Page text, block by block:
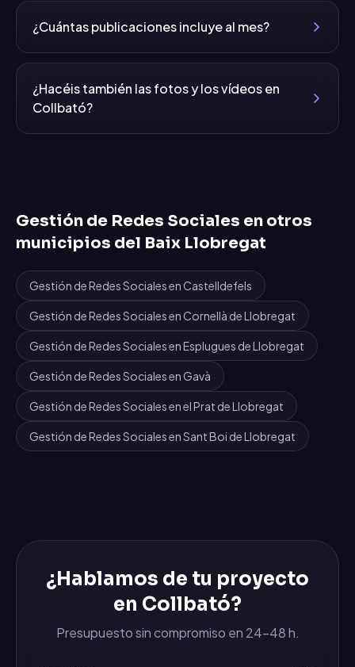
¿Cuántas publicaciones incluye al mes?
¿Hacéis también las fotos y los vídeos en
Collbató?
Gestión de Redes Sociales en otros
municipios del Baix Llobregat
Gestión de Redes SocialesenCastelldefels
Gestión de Redes SocialesenCornellà de Llobregat
Gestión de Redes SocialesenEsplugues de Llobregat
Gestión de Redes SocialesenGavà
Gestión de Redes Socialesenel Prat de Llobregat
Gestión de Redes SocialesenSant Boi de Llobregat
¿Hablamos de tu proyecto
en Collbató?
Presupuesto sin compromiso en 24-48 h.